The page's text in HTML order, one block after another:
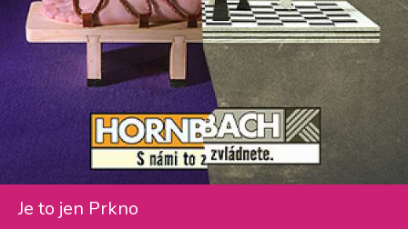
Je to jen Prkno